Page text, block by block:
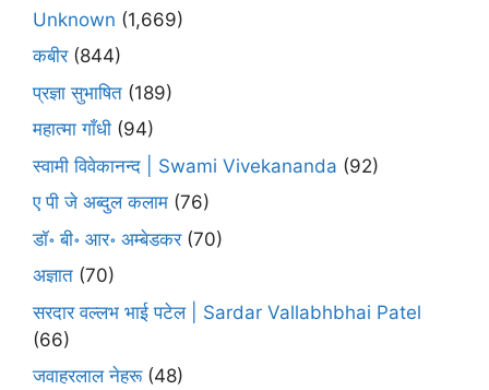
Unknown (1,669)
कबीर(844)
प्रज्ञा सुभाषित (189)
महात्मा गाँधी (94)
स्वामी विवेकानन्द | Swami Vivekananda (92)
ए पी जे अब्दुल कलाम (76)
डॉ॰ बी॰ आर॰ अम्बेडकर(70)
अज्ञात (70)
सरदार वल्लभ भाई पटेल | Sardar Vallabhbhai Patel
(66)
जवाहरलाल नेहरू(48)